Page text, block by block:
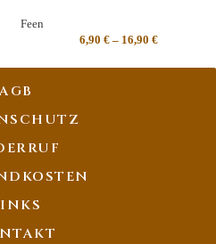
Feen
6,90 €– 16,90 €
AGB